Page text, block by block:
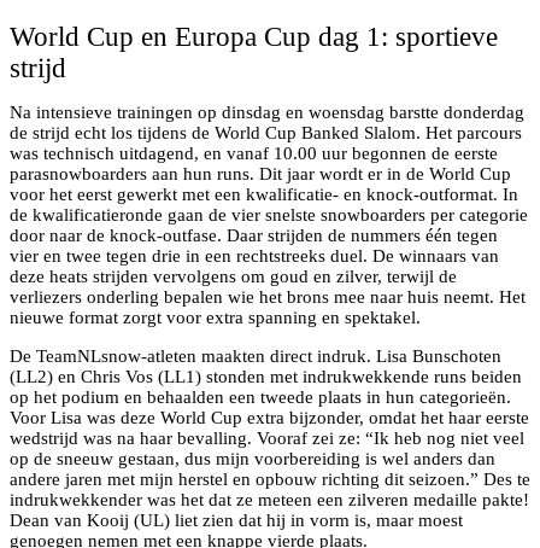
World Cup en Europa Cup dag 1: sportieve
strijd
Na intensieve trainingen op dinsdag en woensdag barstte donderdag
de strijd echt los tijdens de World Cup Banked Slalom. Het parcours
was technisch uitdagend, en vanaf 10.00 uur begonnen de eerste
parasnowboarders aan hun runs. Dit jaar wordt er in de World Cup
voor het eerst gewerkt met een kwalificatie- en knock-outformat. In
de kwalificatieronde gaan de vier snelste snowboarders per categorie
door naar de knock-outfase. Daar strijden de nummers één tegen
vier en twee tegen drie in een rechtstreeks duel. De winnaars van
deze heats strijden vervolgens om goud en zilver, terwijl de
verliezers onderling bepalen wie het brons mee naar huis neemt. Het
nieuwe format zorgt voor extra spanning en spektakel.
De TeamNLsnow-atleten maakten direct indruk. Lisa Bunschoten
(LL2) en Chris Vos (LL1) stonden met indrukwekkende runs beiden
op het podium en behaalden een tweede plaats in hun categorieën.
Voor Lisa was deze World Cup extra bijzonder, omdat het haar eerste
wedstrijd was na haar bevalling. Vooraf zei ze: “Ik heb nog niet veel
op de sneeuw gestaan, dus mijn voorbereiding is wel anders dan
andere jaren met mijn herstel en opbouw richting dit seizoen.” Des te
indrukwekkender was het dat ze meteen een zilveren medaille pakte!
Dean van Kooij (UL) liet zien dat hij in vorm is, maar moest
genoegen nemen met een knappe vierde plaats.